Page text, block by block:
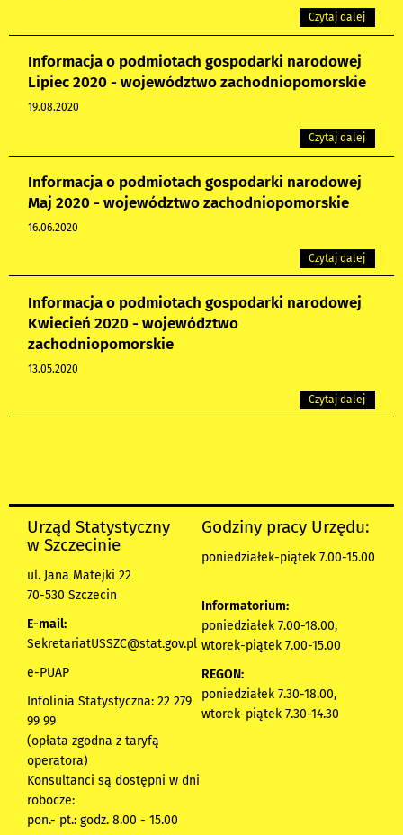
Czytaj dalej
Informacja o podmiotach gospodarki narodowej
Lipiec 2020 - województwo zachodniopomorskie
19.08.2020
Czytaj dalej
Informacja o podmiotach gospodarki narodowej
Maj 2020 - województwo zachodniopomorskie
16.06.2020
Czytaj dalej
Informacja o podmiotach gospodarki narodowej
Kwiecień 2020 - województwo
zachodniopomorskie
13.05.2020
Czytaj dalej
Urząd Statystyczny
w Szczecinie
ul. Jana Matejki 22
70-530 Szczecin
E-mail:
SekretariatUSSZC@stat.gov.pl
e-PUAP
Infolinia Statystyczna: 22 279
99 99
(opłata zgodna z taryfą
operatora)
Konsultanci są dostępni w dni
robocze:
pon.- pt.: godz. 8.00 - 15.00
Godziny pracy Urzędu:
poniedziałek-piątek 7.00-15.00
Informatorium:
poniedziałek 7.00-18.00,
wtorek-piątek 7.00-15.00
REGON:
poniedziałek 7.30-18.00,
wtorek-piątek 7.30-14.30